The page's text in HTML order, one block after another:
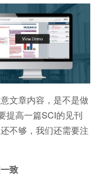
文章内容，是不是做
提高一篇SCI的见刊
不够，我们还需要注
致